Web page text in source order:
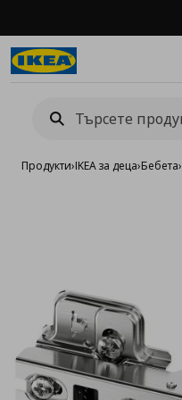
Продукти›IKEA за деца›Бебета›